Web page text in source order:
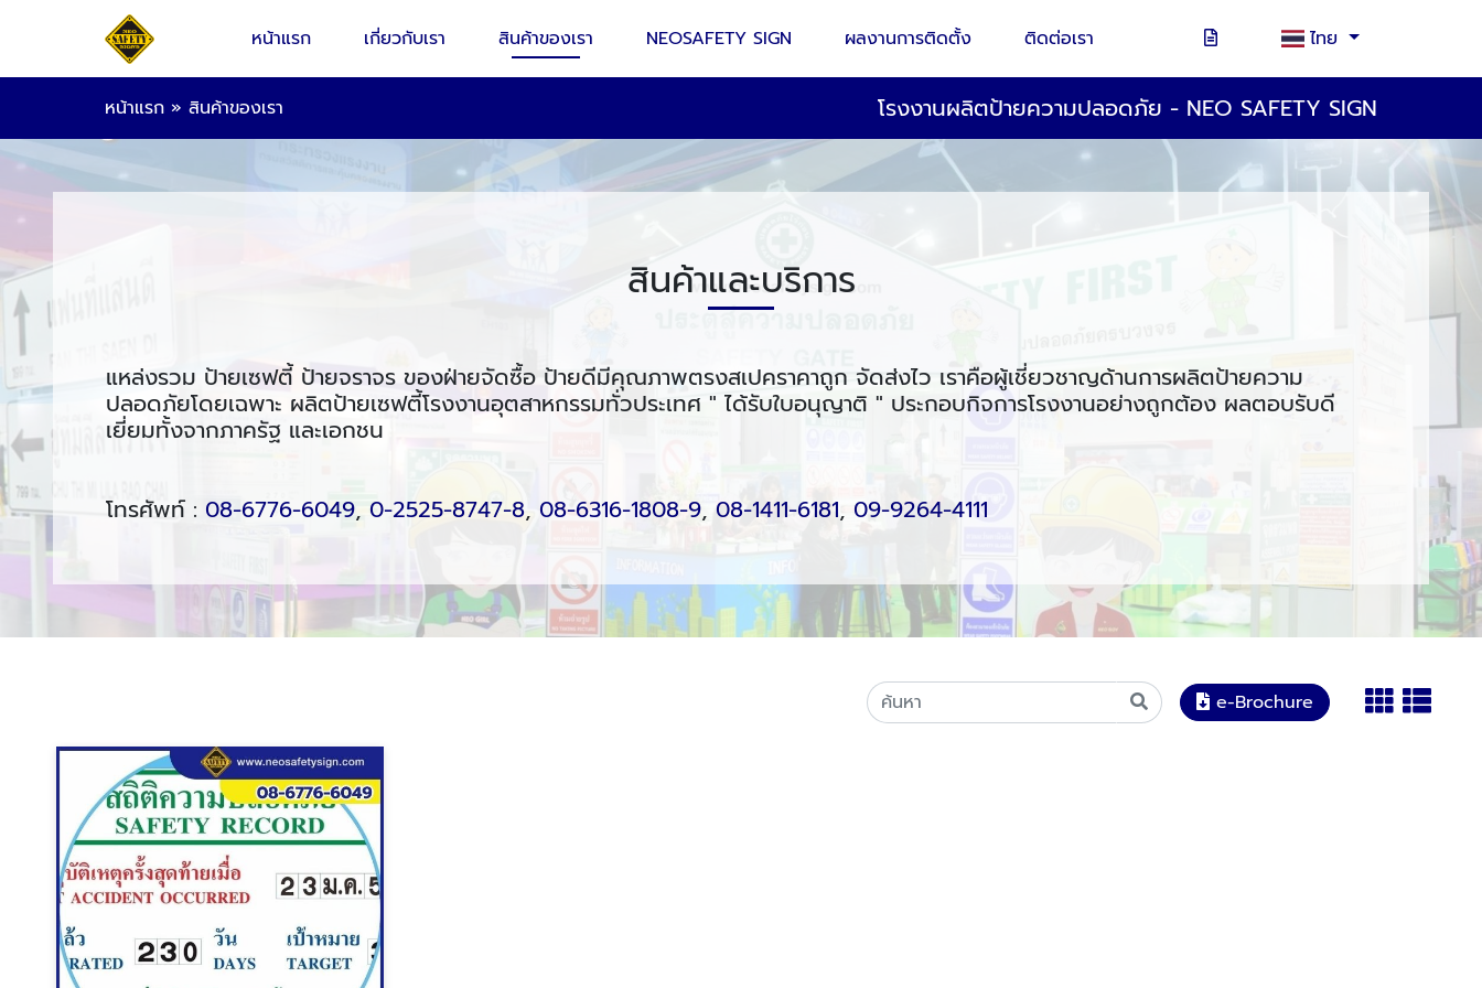
หน้าแรก เกี่ยวกับเรา สินค้าของเรา NEOSAFETY SIGN ผลงานการติดตั้ง ติดต่อเรา ไทย
หน้าแรก » สินค้าของเรา โรงงานผลิตป้ายความปลอดภัย - NEO SAFETY SIGN
สินค้าและบริการ
แหล่งรวม ป้ายเซฟตี้ ป้ายจราจร ของฝ่ายจัดซื้อ ป้ายดีมีคุณภาพตรงสเปคราคาถูก จัดส่งไว เราคือผู้เชี่ยวชาญด้านการผลิตป้ายความ
ปลอดภัยโดยเฉพาะ ผลิตป้ายเซฟตี้โรงงานอุตสาหกรรมทั่วประเทศ " ได้รับใบอนุญาติ " ประกอบกิจการโรงงานอย่างถูกต้อง ผลตอบรับดี
เยี่ยมทั้งจากภาครัฐ และเอกชน
โทรศัพท์ : 08-6776-6049, 0-2525-8747-8, 08-6316-1808-9, 08-1411-6181, 09-9264-4111
e-Brochure